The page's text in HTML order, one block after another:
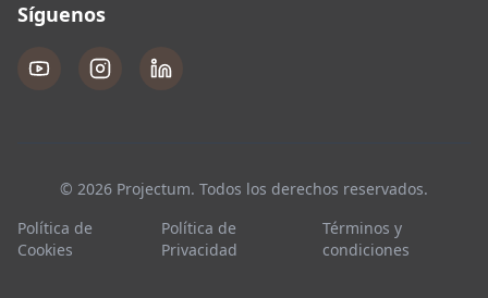
Síguenos
© 2026 Projectum. Todos los derechos reservados.
Política de
Cookies
Política de
Privacidad
Términos y
condiciones